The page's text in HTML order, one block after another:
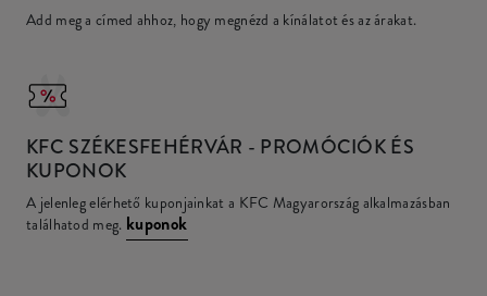
Add meg a címed ahhoz, hogy megnézd a kínálatot és az árakat.
KFC SZÉKESFEHÉRVÁR - PROMÓCIÓK ÉS
KUPONOK
A jelenleg elérhető kuponjainkat a KFC Magyarország alkalmazásban
találhatod meg. kuponok